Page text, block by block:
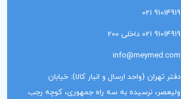
91014919 021
91014919 021 داخلی 200
info@meymed.com
دفتر تهران (واحد ارسال و انبار کالا): خیابان
ولیعصر، نرسیده به سه راه جمهوری، کوچه رجب